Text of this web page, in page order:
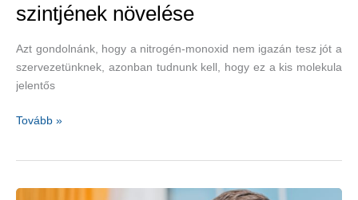
szintjének növelése
Azt gondolnánk, hogy a nitrogén-monoxid nem igazán tesz jót a
szervezetünknek, azonban tudnunk kell, hogy ez a kis molekula
jelentős
A
szintjének
Tovább »